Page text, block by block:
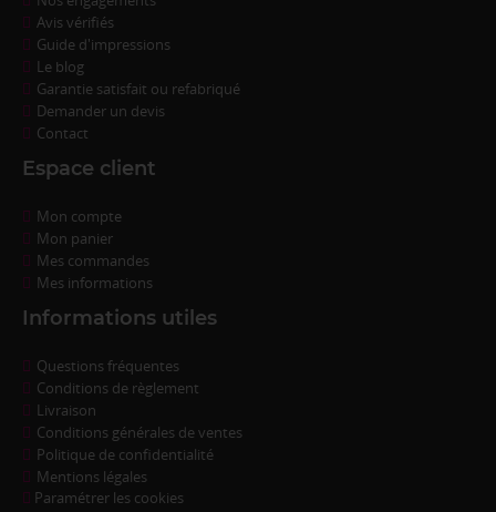
Avis vérifiés
Guide d'impressions
Le blog
Garantie satisfait ou refabriqué
Demander un devis
Contact
Espace client
Mon compte
Mon panier
Mes commandes
Mes informations
Informations utiles
Questions fréquentes
Conditions de règlement
Livraison
Conditions générales de ventes
Politique de confidentialité
Mentions légales
Paramétrer les cookies